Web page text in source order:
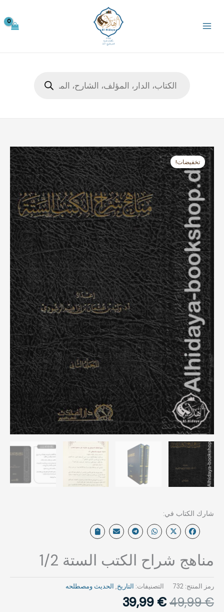
المحتوى
تخفيضات!
مناهج شراح الكتب الستة 1/2
رمز المنتج: 732 التصنيفات: التاريخ, الحديث ومصطلحه‎⁨
49,99€
السعر
الأصلي
هو:
49,99 €.
39,99 €
السعر
الحالي
هو:
39,99 €.
كمية
مناهج
شراح
الكتب
الستة
1/2